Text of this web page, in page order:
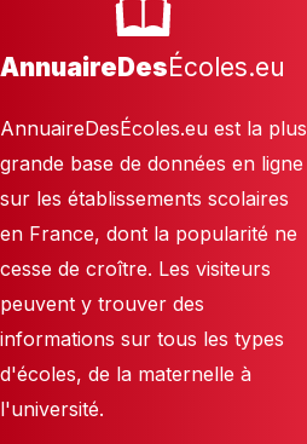
AnnuaireDesÉcoles.eu
AnnuaireDesÉcoles.eu est la plus
grande base de données en ligne
sur les établissements scolaires
en France, dont la popularité ne
cesse de croître. Les visiteurs
peuvent y trouver des
informations sur tous les types
d'écoles, de la maternelle à
l'université.